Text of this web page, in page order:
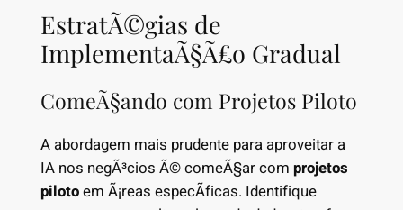
EstratÃ©gias de
ImplementaÃ§Ã£o Gradual
ComeÃ§ando com Projetos Piloto
A abordagem mais prudente para aproveitar a
IA nos negÃ³cios Ã© comeÃ§ar com projetos
pilotoem Ã¡reas especÃ­ficas. Identifique